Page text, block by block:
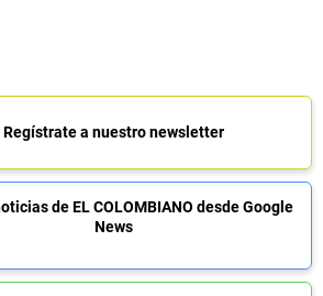
Regístrate a nuestro newsletter
de EL COLOMBIANO desde Google
News